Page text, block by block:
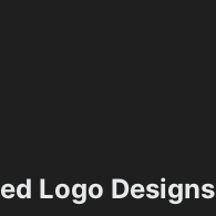
Logo Designs